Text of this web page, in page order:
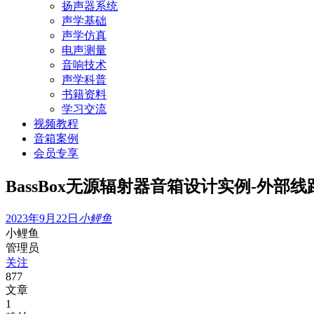
扬声器系统
声学基础
声学仿真
电声测量
音响技术
声学科普
书籍资料
学习交流
视频教程
音箱案例
会员专享
BassBox无源辐射器音箱设计实例-外部线
2023年9月22日 小鲤鱼
小鲤鱼
管理员
关注
877
文章
1